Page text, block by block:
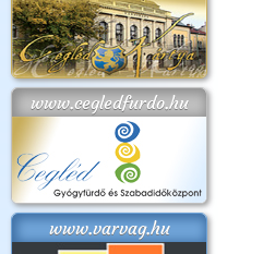
www.cegledfurdo.hu
www.varvag.hu